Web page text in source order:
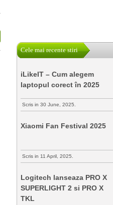
Cele mai recente stiri
iLikeIT – Cum alegem
laptopul corect în 2025
Scris in 30 June, 2025.
Xiaomi Fan Festival 2025
Scris in 11 April, 2025.
Logitech lanseaza PRO X
SUPERLIGHT 2 si PRO X
TKL